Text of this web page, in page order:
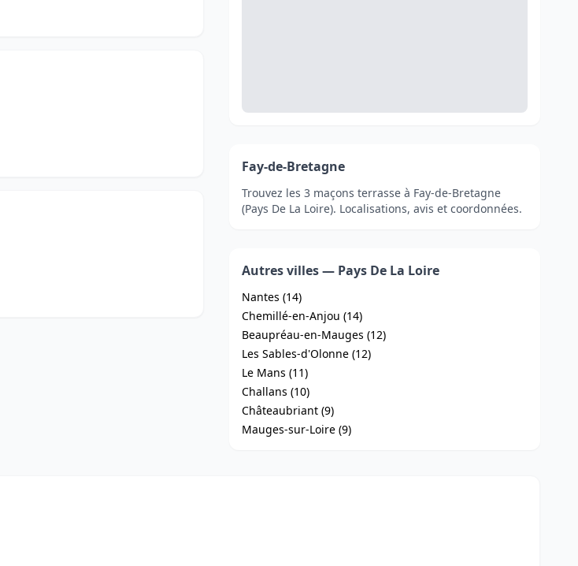
Fay-de-Bretagne
Trouvez les 3 maçons terrasse à Fay-de-Bretagne
(Pays De La Loire). Localisations, avis et coordonnées.
Autres villes — Pays De La Loire
Nantes (14)
Chemillé-en-Anjou (14)
Beaupréau-en-Mauges (12)
Les Sables-d'Olonne (12)
Le Mans (11)
Challans (10)
Châteaubriant (9)
Mauges-sur-Loire (9)